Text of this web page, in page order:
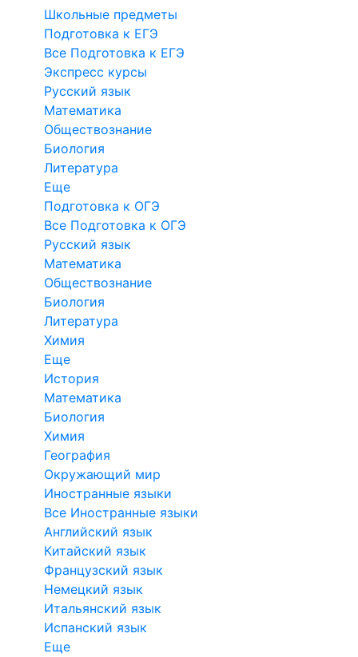
Школьные предметы
Подготовка к ЕГЭ
Все Подготовка к ЕГЭ
Экспресс курсы
Русский язык
Математика
Обществознание
Биология
Литература
Еще
Подготовка к ОГЭ
Все Подготовка к ОГЭ
Русский язык
Математика
Обществознание
Биология
Литература
Химия
Еще
История
Математика
Биология
Химия
География
Окружающий мир
Иностранные языки
Все Иностранные языки
Английский язык
Китайский язык
Французский язык
Немецкий язык
Итальянский язык
Испанский язык
Еще